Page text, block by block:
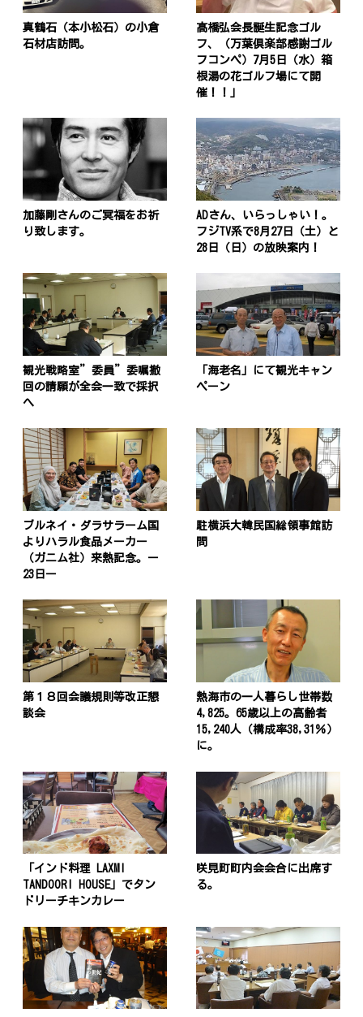
真鶴石（本小松石）の小倉
石材店訪問。
髙橋弘会長誕生記念ゴル
フ、（万葉倶楽部感謝ゴル
フコンペ）7月5日（水）箱
根湯の花ゴルフ場にて開
催！！」
加藤剛さんのご冥福をお祈
り致します。
ADさん、いらっしゃい！。
フジTV系で8月27日（土）と
28日（日）の放映案内！
観光戦略室”委員”委嘱撤
回の請願が全会一致で採択
へ
「海老名」にて観光キャン
ペーン
ブルネイ・ダラサラーム国
よりハラル食品メーカー
（ガニム社）来熱記念。ー
23日ー
駐横浜大韓民国総領事館訪
問
第１８回会議規則等改正懇
談会
熱海市の一人暮らし世帯数
4,825。65歳以上の高齢者
15,240人（構成率38,31％）
に。
「インド料理 LAXMI
TANDOORI HOUSE」でタン
ドリーチキンカレー
咲見町町内会会合に出席す
る。